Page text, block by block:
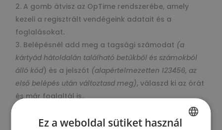
A gomb átvisz az OpTime rendszerébe, amely
kezeli a regisztrált vendégeink adatait és a
foglalásokat.
Belépésnél add meg a tagsági számodat (a
kártyád hátoldalán található betűkből és számokból
álló kód) és a jelszót (alapértelmezetten 123456, az
első belépés után változtasd meg), válaszd ki az órát
és már foglaltál is..
Ez a weboldal sütiket használ